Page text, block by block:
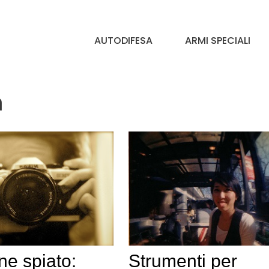
AUTODIFESA ARMI SPECIALI
spiato:
Strumenti per